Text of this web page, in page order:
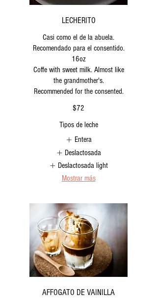
LECHERITO
Casi como el de la abuela.
Recomendado para el consentido.
16oz
Coffe with sweet milk. Almost like
the grandmother's.
Recommended for the consented.
$72
Tipos de leche
Entera
Deslactosada
Deslactosada light
Mostrar más
AFFOGATO DE VAINILLA